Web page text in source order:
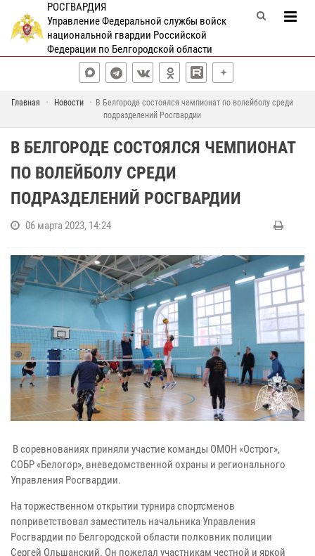
РОСГВАРДИЯ
Управление Федеральной службы войск
национальной гвардии Российской
Федерации по Белгородской области
Главная Новости
В Белгороде состоялся чемпионат по волейболу среди
подразделений Росгвардии
В БЕЛГОРОДЕ СОСТОЯЛСЯ ЧЕМПИОНАТ
ПО ВОЛЕЙБОЛУ СРЕДИ
ПОДРАЗДЕЛЕНИЙ РОСГВАРДИИ
06 марта 2023, 14:24
В соревнованиях приняли участие команды ОМОН «Острог»,
СОБР «Белогор», вневедомственной охраны и регионального
Управления Росгвардии.
На торжественном открытии турнира спортсменов
поприветствовал заместитель начальника Управления
Росгвардии по Белгородской области полковник полиции
Сергей Ольшанский. Он пожелал участникам честной и яркой